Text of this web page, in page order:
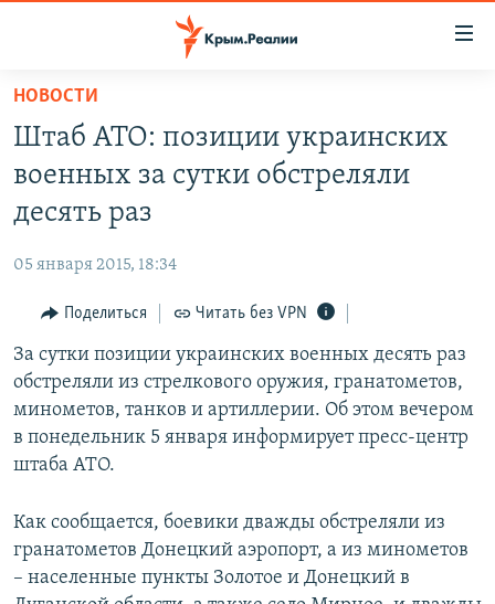
Вернуться
основному
содержанию
главной
навигации
Вернутся
поиску
НОВОСТИ
11 ЛЕТ ОККУПАЦИИ КРЫМА. 11 ИСТОРИЙ СОПРОТИВЛЕНИЯ
ЕЩЕ
ИНТЕРАКТИВ
ИНФОГРАФИКА
ТЕЛЕПРОЕКТ КРЫМ.РЕАЛИИ
СОВЕТЫ ПРАВОЗАЩИТНИКОВ
ПРОПАВШИЕ БЕЗ ВЕСТИ
ПОБЕДИТЕЛЕЙ НЕ СУДЯТ?
КРЫМ.НЕПОКОРЕННЫЙ
РАДІО СВОБОДА
КАК ОБОЙТИ БЛОКИРОВКУ
Українською
Qırımtatar
ПРИСОЕДИНЯЙТЕСЬ!
НОВОСТИ
Штаб АТО: позиции украинских
военных за сутки обстреляли
десять раз
05 января 2015, 18:34
Поделиться Читать без VPN
За сутки позиции украинских военных десять раз
обстреляли из стрелкового оружия, гранатометов,
минометов, танков и артиллерии. Об этом вечером
в понедельник 5 января информирует пресс-центр
штаба АТО.
Как сообщается, боевики дважды обстреляли из
гранатометов Донецкий аэропорт, а из минометов
– населенные пункты Золотое и Донецкий в